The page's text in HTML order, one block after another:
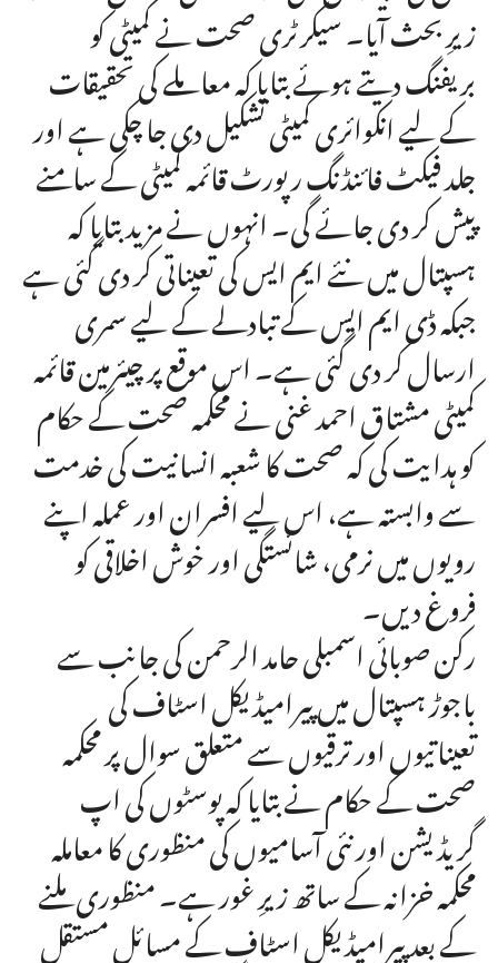
زیرِ بحث آیا۔ سیکرٹری صحت نے کمیٹی کو
بریفنگ دیتے ہوئے بتایا کہ معاملے کی تحقیقات
کے لیے انکوائری کمیٹی تشکیل دی جا چکی ہے اور
جلد فیکٹ فائنڈنگ رپورٹ قائمہ کمیٹی کے سامنے
پیش کر دی جائے گی۔ انہوں نے مزید بتایا کہ
ہسپتال میں نئے ایم ایس کی تعیناتی کر دی گئی ہے
جبکہ ڈی ایم ایس کے تبادلے کے لیے سمری
ارسال کر دی گئی ہے۔ اس موقع پر چیئرمین قائمہ
کمیٹی مشتاق احمد غنی نے محکمہ صحت کے حکام
کو ہدایت کی کہ صحت کا شعبہ انسانیت کی خدمت
سے وابستہ ہے، اس لیے افسران اور عملہ اپنے
رویوں میں نرمی، شائستگی اور خوش اخلاقی کو
فروغ دیں۔
رکن صوبائی اسمبلی حامد الرحمن کی جانب سے
باجوڑ ہسپتال میں پیرامیڈیکل اسٹاف کی
تعیناتیوں اور ترقیوں سے متعلق سوال پر محکمہ
صحت کے حکام نے بتایا کہ پوسٹوں کی اپ
گریڈیشن اور نئی آسامیوں کی منظوری کا معاملہ
محکمہ خزانہ کے ساتھ زیرِ غور ہے۔ منظوری ملنے
کے بعد پیرامیڈیکل اسٹاف کے مسائل مستقل